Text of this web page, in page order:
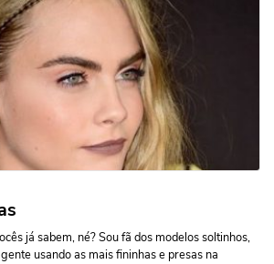
já sabem, né? Sou fã dos modelos soltinhos,
usando as mais fininhas e presas na